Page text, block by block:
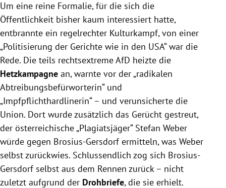
Um eine reine Formalie, für die sich die
Öffentlichkeit bisher kaum interessiert hatte,
entbrannte ein regelrechter Kulturkampf, von einer
„Politisierung der Gerichte wie in den USA“ war die
Rede. Die teils rechtsextreme AfD heizte die
Hetzkampagne an, warnte vor der „radikalen
Abtreibungsbefürworterin“ und
„Impfpflichthardlinerin“ – und verunsicherte die
Union. Dort wurde zusätzlich das Gerücht gestreut,
der österreichische „Plagiatsjäger“ Stefan Weber
würde gegen Brosius-Gersdorf ermitteln, was Weber
selbst zurückwies. Schlussendlich zog sich Brosius-
Gersdorf selbst aus dem Rennen zurück – nicht
zuletzt aufgrund der Drohbriefe, die sie erhielt.